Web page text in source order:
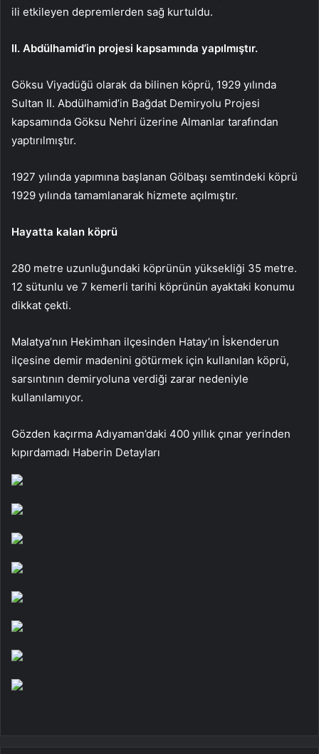
ili etkileyen depremlerden sağ kurtuldu.
II. Abdülhamid’in projesi kapsamında yapılmıştır.
Göksu Viyadüğü olarak da bilinen köprü, 1929 yılında
Sultan II. Abdülhamid’in Bağdat Demiryolu Projesi
kapsamında Göksu Nehri üzerine Almanlar tarafından
yaptırılmıştır.
1927 yılında yapımına başlanan Gölbaşı semtindeki köprü
1929 yılında tamamlanarak hizmete açılmıştır.
Hayatta kalan köprü
280 metre uzunluğundaki köprünün yüksekliği 35 metre.
12 sütunlu ve 7 kemerli tarihi köprünün ayaktaki konumu
dikkat çekti.
Malatya’nın Hekimhan ilçesinden Hatay’ın İskenderun
ilçesine demir madenini götürmek için kullanılan köprü,
sarsıntının demiryoluna verdiği zarar nedeniyle
kullanılamıyor.
Gözden kaçırma Adıyaman’daki 400 yıllık çınar yerinden
kıpırdamadı Haberin Detayları